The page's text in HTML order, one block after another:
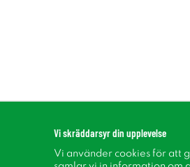
Vi skräddarsyr din upplevelse
Vi använder cookies för att